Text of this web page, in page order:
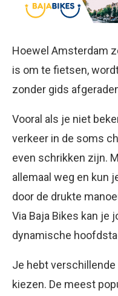
Hoewel Amsterdam
is om te fietsen,
zonder gids
Vooral als je niet
verkeer in de soms
even schrikken zijn.
allemaal weg en kun
door de drukte
Via Baja Bikes kan je
dynamische
Je hebt
kiezen. De meest